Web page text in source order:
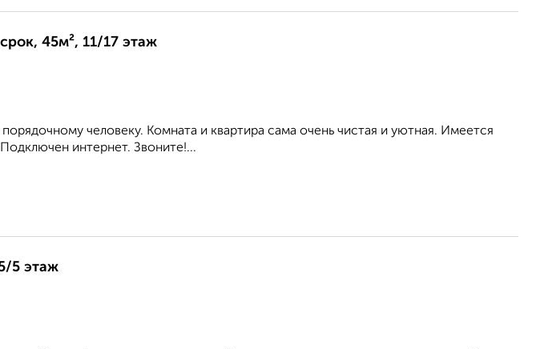
45м², 11/17 этаж
человеку. Комната и квартира сама очень чистая и уютная. Имеется
интернет. Звоните!...
5 этаж